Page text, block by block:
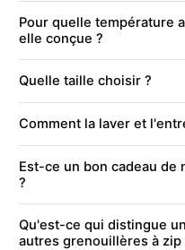
Pour quelle température
elle conçue ?
Quelle taille choisir ?
Comment la laver et
Est-ce un bon cadeau de
?
Qu'est-ce qui distingue
autres grenouillères à zip